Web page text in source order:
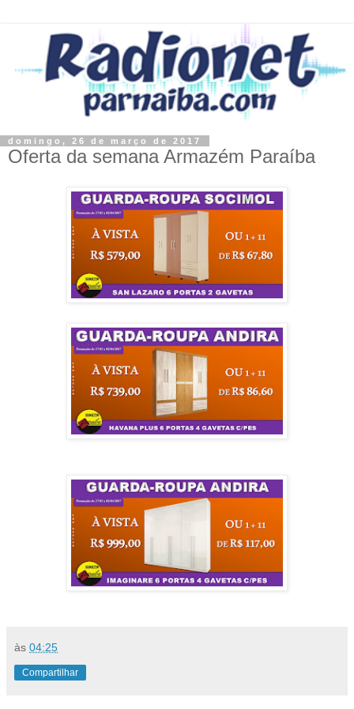
domingo, 26 de março de 2017
Oferta da semana Armazém Paraíba
às 04:25
Compartilhar